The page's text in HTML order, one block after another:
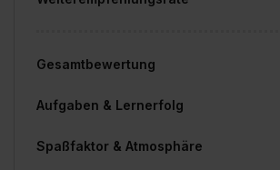
Gesamtbewertung
Aufgaben & Lernerfolg
Spaßfaktor & Atmosphäre